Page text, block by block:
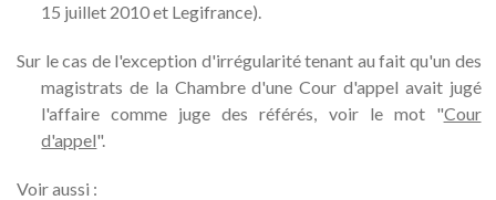
15 juillet 2010 et Legifrance).
Sur le cas de l'exception d'irrégularité tenant au fait qu'un des
magistrats de la Chambre d'une Cour d'appel avait jugé
l'affaire comme juge des référés, voir le mot "Cour
d'appel".
Voir aussi :